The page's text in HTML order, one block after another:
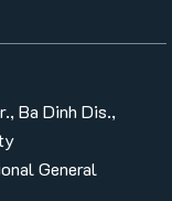
Ba Dinh Dis.,
General